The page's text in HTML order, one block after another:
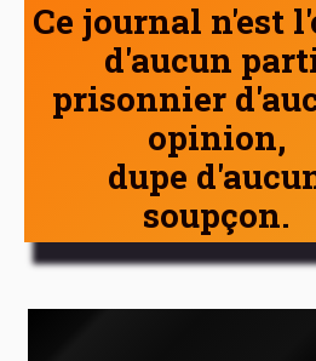
Ce journal n'est
d'aucun
prisonnier
opinion,
dupe
soupçon.